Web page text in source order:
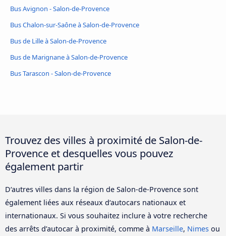
Bus Avignon - Salon-de-Provence
Bus Chalon-sur-Saône à Salon-de-Provence
Bus de Lille à Salon-de-Provence
Bus de Marignane à Salon-de-Provence
Bus Tarascon - Salon-de-Provence
Trouvez des villes à proximité de Salon-de-
Provence et desquelles vous pouvez
également partir
D‘autres villes dans la région de Salon-de-Provence sont
également liées aux réseaux d‘autocars nationaux et
internationaux. Si vous souhaitez inclure à votre recherche
des arrêts d’autocar à proximité, comme à Marseille, Nimes ou